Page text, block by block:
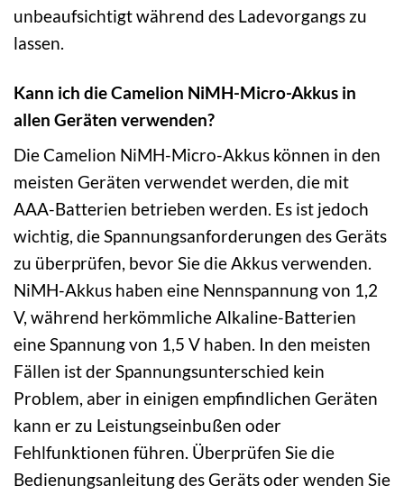
unbeaufsichtigt während des Ladevorgangs zu
lassen.
Kann ich die Camelion NiMH-Micro-Akkus in
allen Geräten verwenden?
Die Camelion NiMH-Micro-Akkus können in den
meisten Geräten verwendet werden, die mit
AAA-Batterien betrieben werden. Es ist jedoch
wichtig, die Spannungsanforderungen des Geräts
zu überprüfen, bevor Sie die Akkus verwenden.
NiMH-Akkus haben eine Nennspannung von 1,2
V, während herkömmliche Alkaline-Batterien
eine Spannung von 1,5 V haben. In den meisten
Fällen ist der Spannungsunterschied kein
Problem, aber in einigen empfindlichen Geräten
kann er zu Leistungseinbußen oder
Fehlfunktionen führen. Überprüfen Sie die
Bedienungsanleitung des Geräts oder wenden Sie